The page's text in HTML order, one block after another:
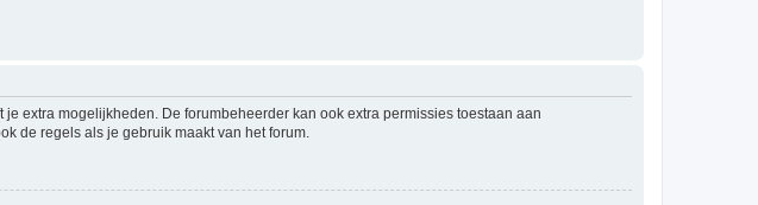
extra mogelijkheden. De forumbeheerder kan ook extra permissies toestaan aan
de regels als je gebruik maakt van het forum.